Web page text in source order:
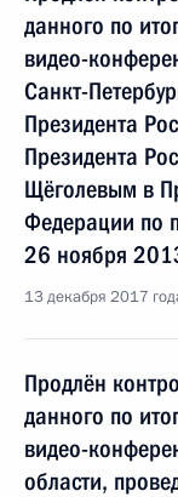
данного по
видео-
Санкт-
Президента
Президента
Щёголевым в
Федерации по
26 ноября
13 декабря 2017
Продлён
данного по
видео-
области,